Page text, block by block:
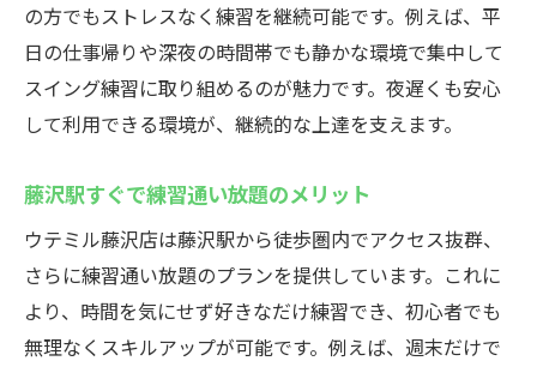
の方でもストレスなく練習を継続可能です。例えば、平
日の仕事帰りや深夜の時間帯でも静かな環境で集中して
スイング練習に取り組めるのが魅力です。夜遅くも安心
して利用できる環境が、継続的な上達を支えます。
藤沢駅すぐで練習通い放題のメリット
ウテミル藤沢店は藤沢駅から徒歩圏内でアクセス抜群、
さらに練習通い放題のプランを提供しています。これに
より、時間を気にせず好きなだけ練習でき、初心者でも
無理なくスキルアップが可能です。例えば、週末だけで